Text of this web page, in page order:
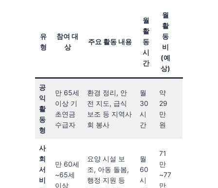
유
형
참여 대
상
주요 활동 내용
월
활
동
시
간
월
활
동
비
(예
상)
공
익
활
동
형
만 65세
이상 기
초연금
수급자
환경 정리, 안
전 지도, 급식
보조 등 지역사
회 봉사
월
30
시
간
약
29
만
원
사
회
서
비
만 60세
~65세
이상
요양 시설 보
조, 아동 돌봄,
행정 지원 등
월
60
시
71
만
~77
만